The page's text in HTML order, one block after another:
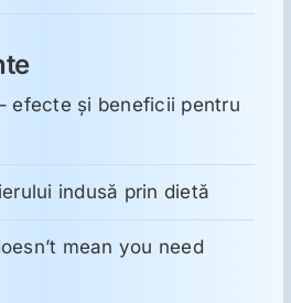
efecte și beneficii pentru
indusă prin dietă
mean you need